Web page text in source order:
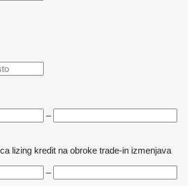
–
lizing kredit na obroke trade-in izmenjava
–